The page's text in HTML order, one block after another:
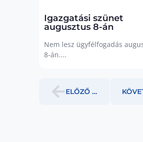
Igazgatási szünet
augusztus 8-án
Nem lesz ügyfélfogadás
8-án....
ELŐZŐ HÍR